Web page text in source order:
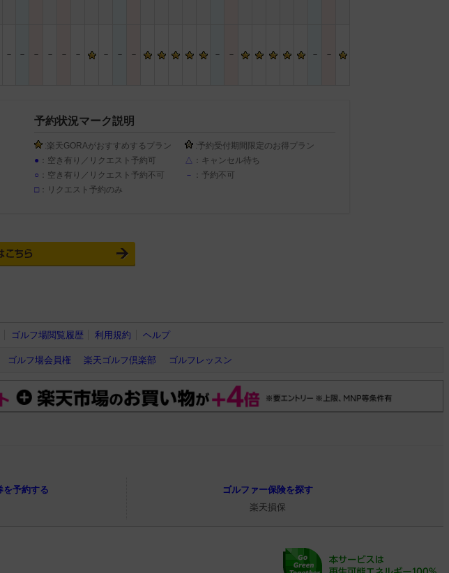
－ － － － － － － － － － － － －
予約状況マーク説明
:楽天GORAがおすすめするプラン
:予約受付期間限定のお得プラン
● ：空き有り／リクエスト予約可 △ ：キャンセル待ち
○ ：空き有り／リクエスト予約不可 － ：予約不可
□ ：リクエスト予約のみ
ゴルフ場閲覧履歴 利用規約 ヘルプ
ゴルフ場会員権 楽天ゴルフ倶楽部 ゴルフレッスン
を予約する
ゴルファー保険を探す
楽天損保